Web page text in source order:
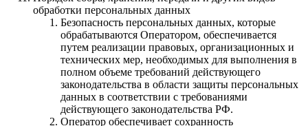
обработки персональных данных
Безопасность персональных данных, которые
обрабатываются Оператором, обеспечивается
путем реализации правовых, организационных и
технических мер, необходимых для выполнения в
полном объеме требований действующего
законодательства в области защиты персональных
данных в соответствии с требованиями
действующего законодательства РФ.
Оператор обеспечивает сохранность